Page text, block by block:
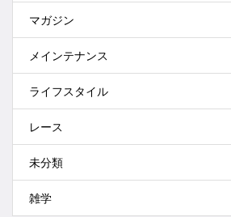
マガジン
メインテナンス
ライフスタイル
レース
未分類
雑学